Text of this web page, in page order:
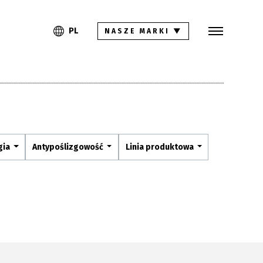
PL
PL NASZE MARKI ▼
Antypoślizgowość Linia produktowa
Inspiracje
Pliki do pobrania
Strefa architekta